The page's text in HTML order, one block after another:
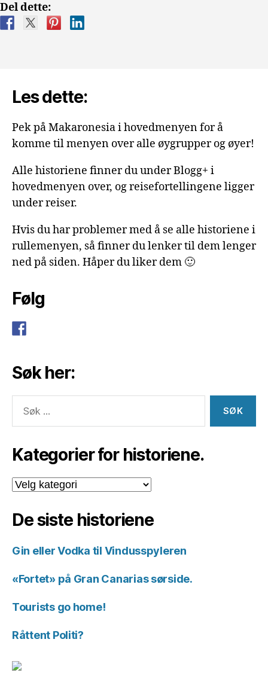
Del dette:
Les dette:
Pek på Makaronesia i hovedmenyen for å
komme til menyen over alle øygrupper og øyer!
Alle historiene finner du under Blogg+ i
hovedmenyen over, og reisefortellingene ligger
under reiser.
Hvis du har problemer med å se alle historiene i
rullemenyen, så finner du lenker til dem lenger
ned på siden. Håper du liker dem 🙂
Følg
Søk her:
etter:
Kategorier for historiene.
Kategorier
for
De siste historiene
Gin eller Vodka til Vindusspyleren
«Fortet» på Gran Canarias sørside.
Tourists go home!
Råttent Politi?